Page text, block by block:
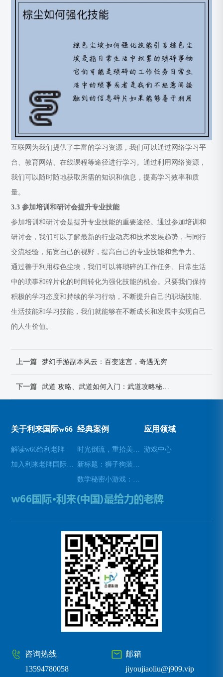
互联网为我们提供了丰富的学习资源，我们可以通过网络学习平
台、教育网站、在线课程等途径进行学习。通过利用网络资源，
我们可以随时随地获取所需的知识和信息，提高学习效率和质
量。
3.3 参加培训和研讨会提升专业技能
参加培训和研讨会是提升专业技能的重要途径。通过参加培训和
研讨会，我们可以了解最新的行业动态和技术发展趋势，与同行
交流经验，拓宽自己的视野，提高自己的专业技能和竞争力。
通过善于利用棕色尘埃，我们可以将琐碎的工作任务、日常生活
中的琐事和碎片化的时间转化为强化技能的机会。只要我们保持
积极的学习态度和持续的学习行动，不断提升自己的职场技能、
生活技能和学习技能，我们就能够在不断成长和发展中实现自己
的人生价值。
上一篇 梦幻手游副本风云：百变迷宫，奇遇无穷
下一篇
关于利来国际w66
解读w66给利老牌
经典案例 应用领域
游戏中心
邮箱
jiyoujiaoliu@j909.vip
咨询热线
13594780058